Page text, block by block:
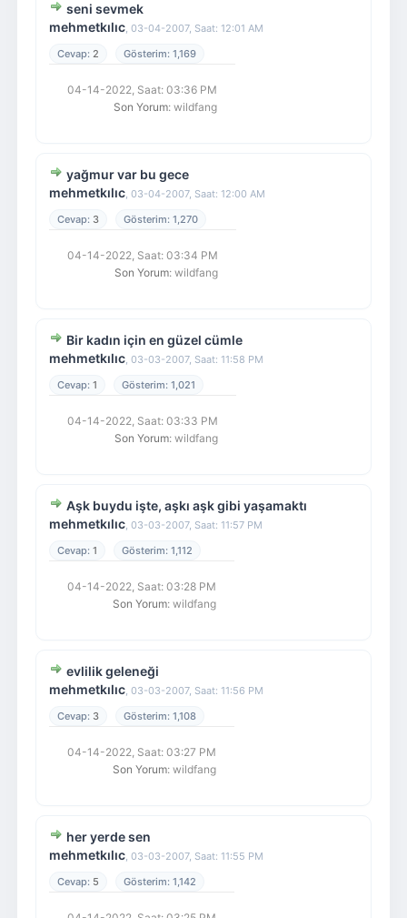
seni sevmek
mehmetkılıc, 03-04-2007, Saat: 12:01 AM
2
1,169
04-14-2022, Saat: 03:36 PM
Son Yorum: wildfang
yağmur var bu gece
mehmetkılıc, 03-04-2007, Saat: 12:00 AM
3
1,270
04-14-2022, Saat: 03:34 PM
Son Yorum: wildfang
Bir kadın için en güzel cümle
mehmetkılıc, 03-03-2007, Saat: 11:58 PM
1
1,021
04-14-2022, Saat: 03:33 PM
Son Yorum: wildfang
Aşk buydu işte, aşkı aşk gibi yaşamaktı
mehmetkılıc, 03-03-2007, Saat: 11:57 PM
1
1,112
04-14-2022, Saat: 03:28 PM
Son Yorum: wildfang
evlilik geleneği
mehmetkılıc, 03-03-2007, Saat: 11:56 PM
3
1,108
04-14-2022, Saat: 03:27 PM
Son Yorum: wildfang
her yerde sen
mehmetkılıc, 03-03-2007, Saat: 11:55 PM
5
1,142